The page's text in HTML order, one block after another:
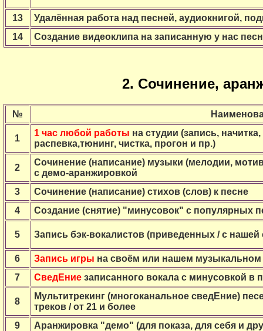
13
Удалённая работа над песней, аудиокнигой,
14
Создание видеоклипа на записанную у нас
2. Сочинение,
№
1
1 час любой работы на студии (запись,
распевка,тюнинг, чистка, прогон и пр.)
2
Сочинение (написание) музыки (мелодии,
с демо-аранжировкой
3
Сочинение (написание) стихов (слов) к песне
4
Создание (снятие) "минусовок" с популярных
5 Запись бэк-вокалистов (приведенных / с
6 Запись игры на своём или нашем музыкальном
7
СведЕниезаписанного вокала с минусовкой в
8
Мультитрекинг (многоканальное сведЕние)
треков / от 21 и более
9
Аранжировка "демо" (для показа, для себя и